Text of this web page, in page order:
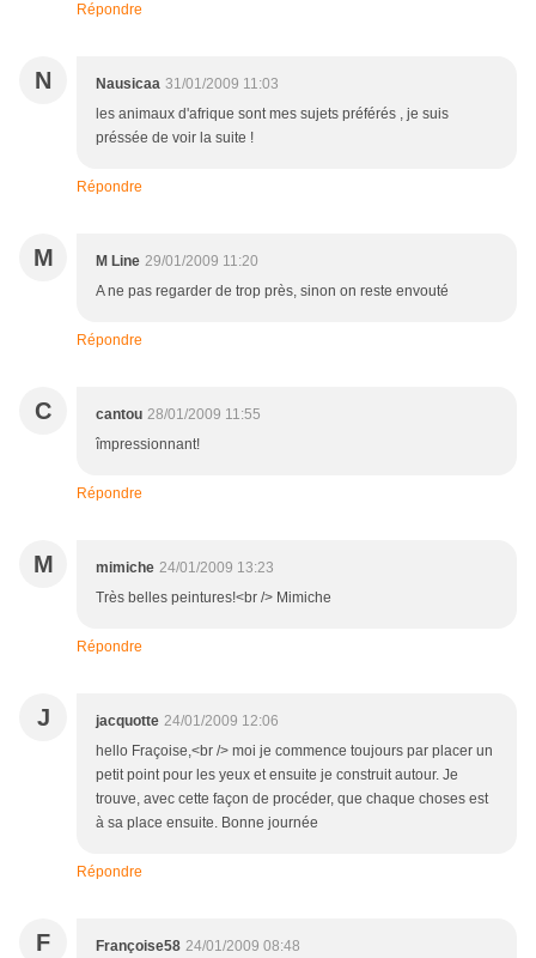
Répondre
N Nausicaa 31/01/2009 11:03
les animaux d'afrique sont mes sujets préférés , je suis
préssée de voir la suite !
Répondre
M M Line 29/01/2009 11:20
A ne pas regarder de trop près, sinon on reste envouté
Répondre
C cantou 28/01/2009 11:55
împressionnant!
Répondre
M mimiche 24/01/2009 13:23
Très belles peintures!<br /> Mimiche
Répondre
J jacquotte 24/01/2009 12:06
hello Fraçoise,<br /> moi je commence toujours par placer un
petit point pour les yeux et ensuite je construit autour. Je
trouve, avec cette façon de procéder, que chaque choses est
à sa place ensuite. Bonne journée
Répondre
F Françoise58 24/01/2009 08:48